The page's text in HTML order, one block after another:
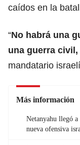
caídos en la
“No habrá una
una guerra
mandatario
Más información
Netanyahu llegó
nueva ofensiva